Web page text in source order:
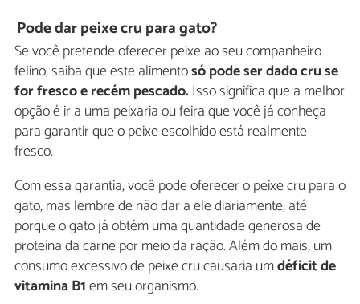
Pode dar peixe cru para gato?
Se você pretende oferecer peixe ao seu companheiro
felino, saiba que este alimentosó pode ser dado cru se
for fresco e recém pescado.Isso significa que a melhor
opção é ir a uma peixaria ou feira que você já conheça
para garantir que o peixe escolhido está realmente
fresco.
Com essa garantia, você pode oferecer o peixe cru para o
gato, mas lembre de não dar a ele diariamente, até
porque o gato já obtém uma quantidade generosa de
proteína da carne por meio da ração. Além do mais, um
consumo excessivo de peixe cru causaria umdéficit de
vitamina B1em seu organismo.